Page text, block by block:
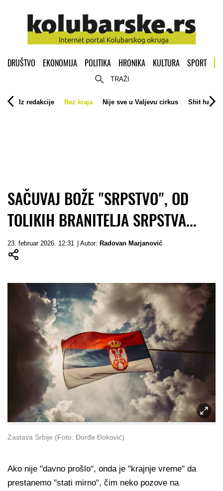
DRUŠTVO EKONOMIJA POLITIKA HRONIKA KULTURA SPORT
TRAŽI
Iz redakcije Bez kraja Nije sve u Valjevu cirkus Shit
SAČUVAJ BOŽE "SRPSTVO", OD
TOLIKIH BRANITELJA SRPSTVA...
23. februar 2026. 12:31 | Autor: Radovan Marjanović
Zastava Srbije (Foto: Đorđe Đoković)
Ako nije "davno prošlo", onda je "krajnje vreme" da
prestanemo "stati mirno", čim neko pozove na